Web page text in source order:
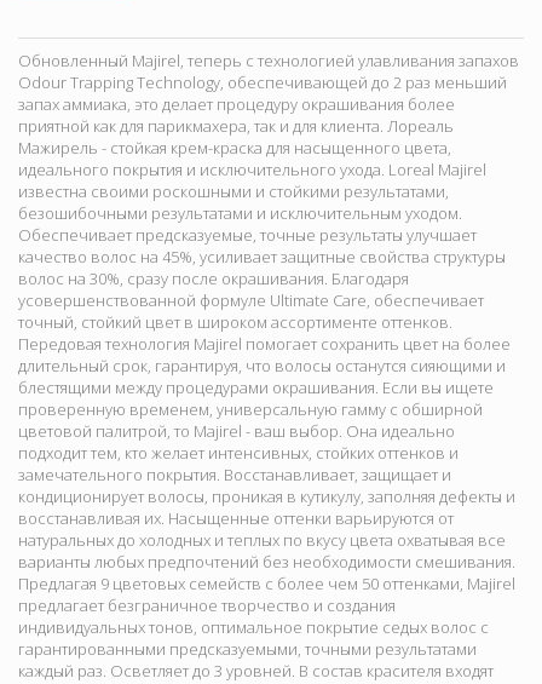
Обновленный Majirel, теперь с технологией улавливания запахов
Odour Trapping Technology, обеспечивающей до 2 раз меньший
запах аммиака, это делает процедуру окрашивания более
приятной как для парикмахера, так и для клиента. Лореаль
Мажирель - стойкая крем-краска для насыщенного цвета,
идеального покрытия и исключительного ухода. Loreal Majirel
известна своими роскошными и стойкими результатами,
безошибочными результатами и исключительным уходом.
Обеспечивает предсказуемые, точные результаты улучшает
качество волос на 45%, усиливает защитные свойства структуры
волос на 30%, сразу после окрашивания. Благодаря
усовершенствованной формуле Ultimate Care, обеспечивает
точный, стойкий цвет в широком ассортименте оттенков.
Передовая технология Majirel помогает сохранить цвет на более
длительный срок, гарантируя, что волосы останутся сияющими и
блестящими между процедурами окрашивания. Если вы ищете
проверенную временем, универсальную гамму с обширной
цветовой палитрой, то Majirel - ваш выбор. Она идеально
подходит тем, кто желает интенсивных, стойких оттенков и
замечательного покрытия. Восстанавливает, защищает и
кондиционирует волосы, проникая в кутикулу, заполняя дефекты и
восстанавливая их. Насыщенные оттенки варьируются от
натуральных до холодных и теплых по вкусу цвета охватывая все
варианты любых предпочтений без необходимости смешивания.
Предлагая 9 цветовых семейств с более чем 50 оттенками, Majirel
предлагает безграничное творчество и создания
индивидуальных тонов, оптимальное покрытие седых волос с
гарантированными предсказуемыми, точными результатами
каждый раз. Осветляет до 3 уровней. В состав красителя входят